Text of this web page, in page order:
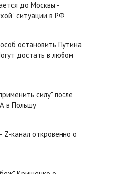
до Москвы -
ситуации в РФ
остановить Путина
достать в любом
силу" после
в Польшу
Z-канал откровенно о